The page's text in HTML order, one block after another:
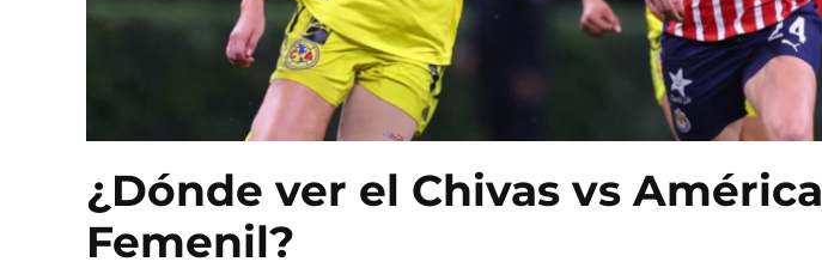
¿Dónde ver el Chivas vs América
Femenil?